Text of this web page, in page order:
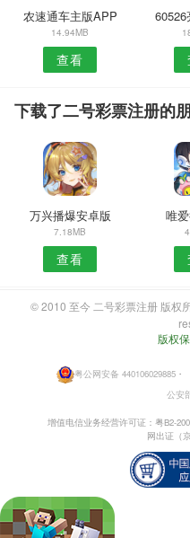
农速通车主版APP
14.94MB
查看
下载了二号彩票注册的
万兴播爆安卓版
7.18MB
查看
唯
© 2010 至今 二号彩票注册 版权
版权
粤公网安备 440106029885・
公安
增值电信业务经营许可证：粤B2-
网出证（